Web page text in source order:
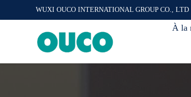
WUXI OUCO INTERNATIONAL GROUP CO., LTD
À la